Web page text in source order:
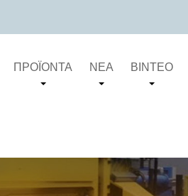
ΠΡΟΪΌΝΤΑ ΝΈΑ ΒΊΝΤΕΟ